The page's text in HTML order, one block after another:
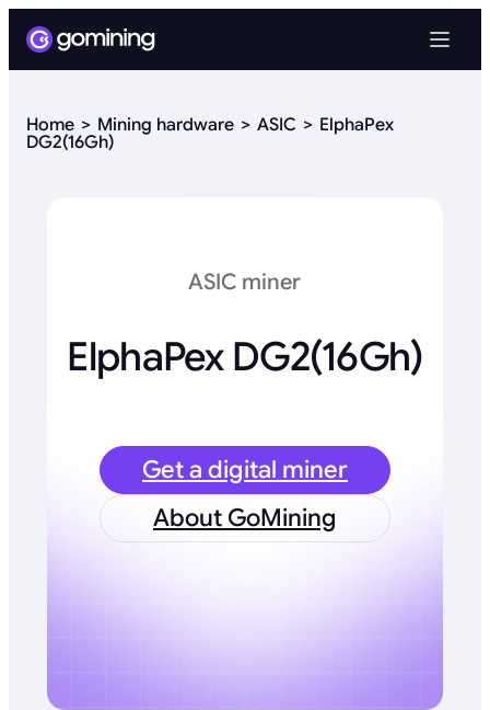
Home Mining hardware ASIC
ElphaPex
DG2(16Gh)
ASIC miner
ElphaPex DG2(16Gh)
Get a digital miner
About GoMining